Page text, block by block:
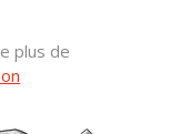
plus de